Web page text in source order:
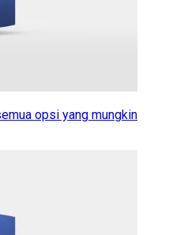
opsi yang mungkin